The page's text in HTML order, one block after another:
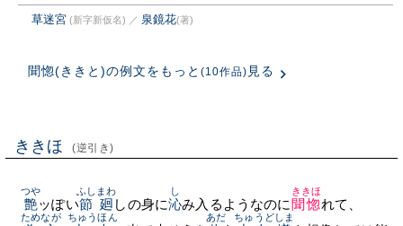
草迷宮 (新字新仮名) ／ 泉鏡花(著)
聞惚(ききと)の例文をもっと (10作品) 見る
ききほ (逆引き)
艶
つや
ッぽい節廻
ふしまわ
しの身に沁
し
み入るようなのに 聞惚
ききほ
れて、
ためなが ちゅうほん あだ ちゅうどしま